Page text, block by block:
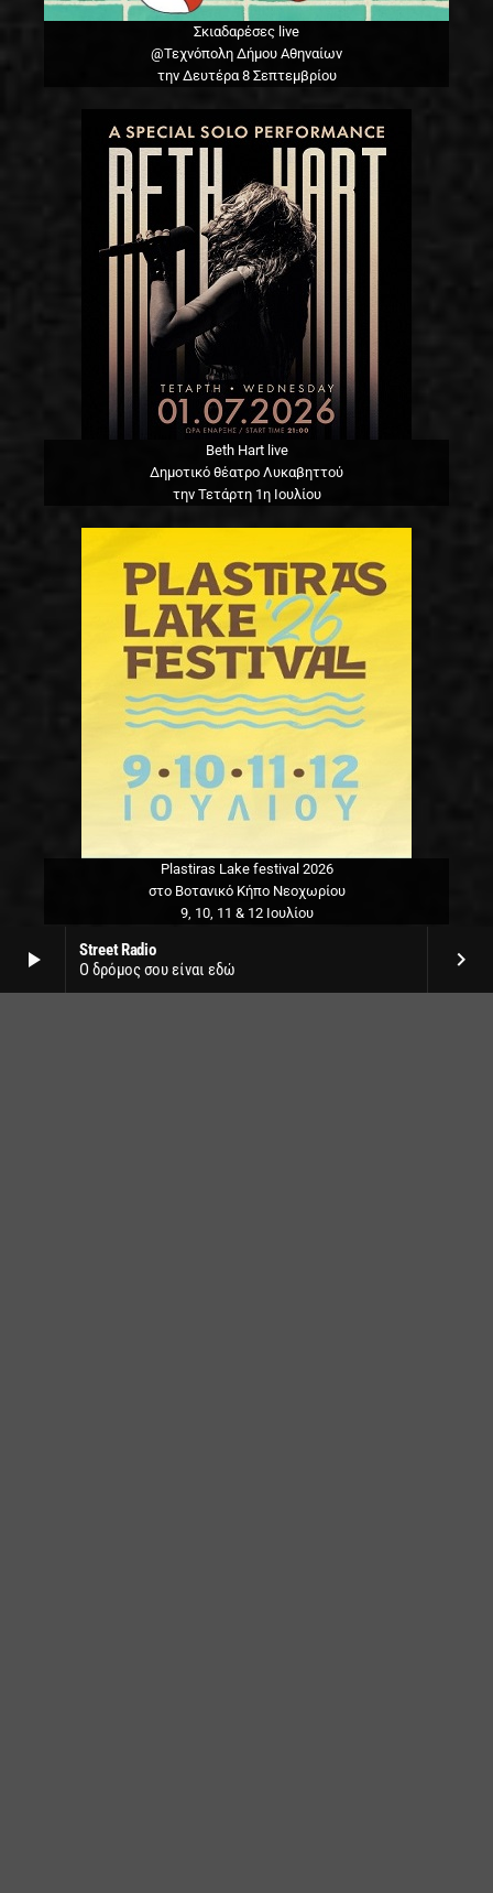
play_arrow
Street Radio
Ο δρόμος σου είναι εδώ
keyboard_arrow_right
Σκιαδαρέσες live
@Τεχνόπολη Δήμου Αθηναίων
την Δευτέρα 8 Σεπτεμβρίου
Beth Hart live
Δημοτικό θέατρο Λυκαβηττού
την Τετάρτη 1η Ιουλίου
Plastiras Lake festival 2026
στο Βοτανικό Κήπο Νεοχωρίου
9, 10, 11 & 12 Ιουλίου